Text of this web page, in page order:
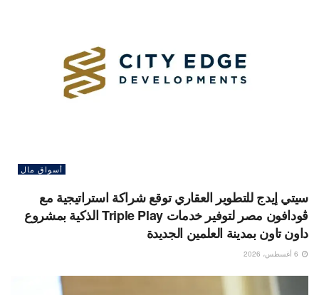
أسواق مال
سيتي إيدج للتطوير العقاري توقع شراكة استراتيجية مع
ڤودافون مصر لتوفير خدمات Triple Play الذكية بمشروع
داون تاون بمدينة العلمين الجديدة